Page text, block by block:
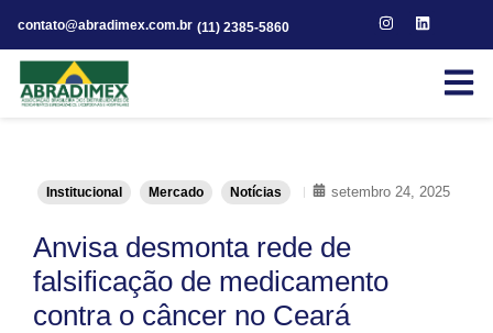
contato@abradimex.com.br (11) 2385-5860
Institucional Mercado Notícias setembro 24, 2025
Anvisa desmonta rede de
falsificação de medicamento
contra o câncer no Ceará